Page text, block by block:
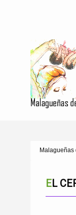
Malagueñas
EL